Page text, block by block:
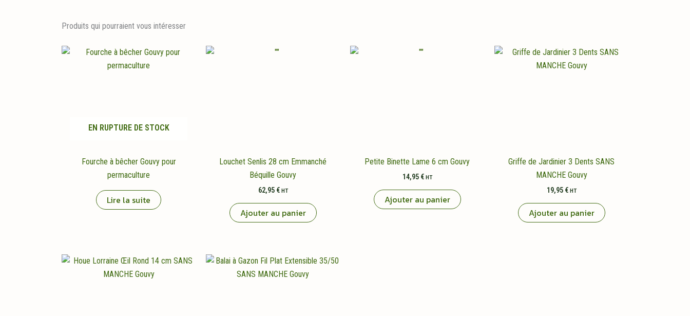
Produits qui pourraient vous intéresser
EN RUPTURE DE STOCK
Fourche à bêcher Gouvy pour
permaculture
Lire la suite
Louchet Senlis 28 cm Emmanché
Béquille Gouvy
62,95 € HT
Ajouter au panier
Petite Binette Lame 6 cm Gouvy
14,95 € HT
Ajouter au panier
Griffe de Jardinier 3 Dents SANS
MANCHE Gouvy
19,95 € HT
Ajouter au panier